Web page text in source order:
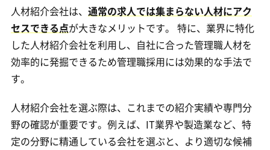
人材紹介会社は、 通常の求人では集まらない人材にアク
セスできる点が大きなメリットです。 特に、業界に特化
した人材紹介会社を利用し、自社に合った管理職人材を
効率的に発掘できるため管理職採用には効果的な手法で
す。
人材紹介会社を選ぶ際は、これまでの紹介実績や専門分
野の確認が重要です。例えば、IT業界や製造業など、特
定の分野に精通している会社を選ぶと、より適切な候補